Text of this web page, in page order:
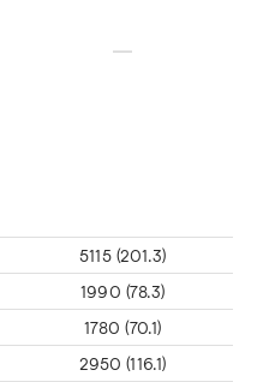
5115 (201.3)
1990 (78.3)
1780 (70.1)
2950 (116.1)